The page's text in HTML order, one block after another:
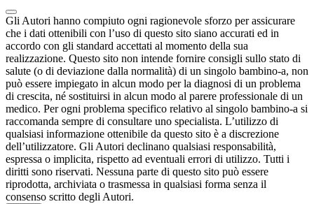
Gli Autori hanno compiuto ogni ragionevole sforzo per assicurare
che i dati ottenibili con l’uso di questo sito siano accurati ed in
accordo con gli standard accettati al momento della sua
realizzazione. Questo sito non intende fornire consigli sullo stato di
salute (o di deviazione dalla normalità) di un singolo bambino-a, non
può essere impiegato in alcun modo per la diagnosi di un problema
di crescita, né sostituirsi in alcun modo al parere professionale di un
medico. Per ogni problema specifico relativo al singolo bambino-a si
raccomanda sempre di consultare uno specialista. L’utilizzo di
qualsiasi informazione ottenibile da questo sito è a discrezione
dell’utilizzatore. Gli Autori declinano qualsiasi responsabilità,
espressa o implicita, rispetto ad eventuali errori di utilizzo. Tutti i
diritti sono riservati. Nessuna parte di questo sito può essere
riprodotta, archiviata o trasmessa in qualsiasi forma senza il
consenso scritto degli Autori.